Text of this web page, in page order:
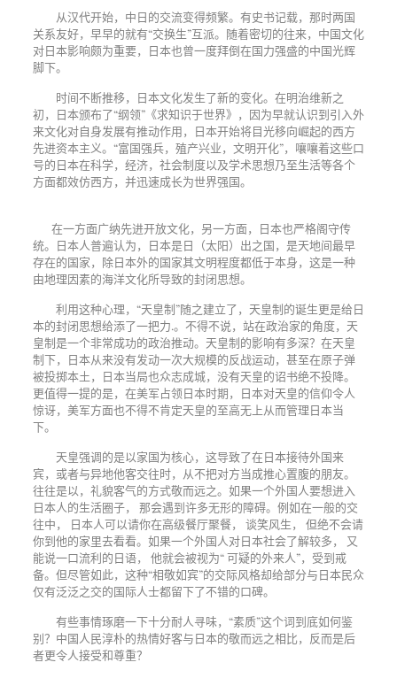
从汉代开始，中日的交流变得频繁。有史书记载，那时两国
关系友好，早早的就有“交换生”互派。随着密切的往来，中国文化
对日本影响颇为重要，日本也曾一度拜倒在国力强盛的中国光辉
脚下。
时间不断推移，日本文化发生了新的变化。在明治维新之
初，日本颁布了“纲领”《求知识于世界》，因为早就认识到引入外
来文化对自身发展有推动作用，日本开始将目光移向崛起的西方
先进资本主义。“富国强兵，殖产兴业，文明开化”，嚷嚷着这些口
号的日本在科学，经济，社会制度以及学术思想乃至生活等各个
方面都效仿西方，并迅速成长为世界强国。
在一方面广纳先进开放文化，另一方面，日本也严格阁守传
统。日本人普遍认为，日本是日（太阳）出之国，是天地间最早
存在的国家，除日本外的国家其文明程度都低于本身，这是一种
由地理因素的海洋文化所导致的封闭思想。
利用这种心理，“天皇制”随之建立了，天皇制的诞生更是给日
本的封闭思想给添了一把力.。不得不说，站在政治家的角度，天
皇制是一个非常成功的政治推动。天皇制的影响有多深？在天皇
制下，日本从来没有发动一次大规模的反战运动，甚至在原子弹
被投掷本土，日本当局也众志成城，没有天皇的诏书绝不投降。
更值得一提的是，在美军占领日本时期，日本对天皇的信仰令人
惊讶，美军方面也不得不肯定天皇的至高无上从而管理日本当
下。
天皇强调的是以家国为核心，这导致了在日本接待外国来
宾，或者与异地他客交往时，从不把对方当成推心置腹的朋友。
往往是以，礼貌客气的方式敬而远之。如果一个外国人要想进入
日本人的生活圈子， 那会遇到许多无形的障碍。例如在一般的交
往中， 日本人可以请你在高级餐厅聚餐， 谈笑风生， 但绝不会请
你到他的家里去看看。如果一个外国人对日本社会了解较多， 又
能说一口流利的日语， 他就会被视为“ 可疑的外来人”，受到戒
备。但尽管如此，这种“相敬如宾”的交际风格却给部分与日本民众
仅有泛泛之交的国际人士都留下了不错的口碑。
有些事情琢磨一下十分耐人寻味，“素质”这个词到底如何鉴
别？中国人民淳朴的热情好客与日本的敬而远之相比，反而是后
者更令人接受和尊重？